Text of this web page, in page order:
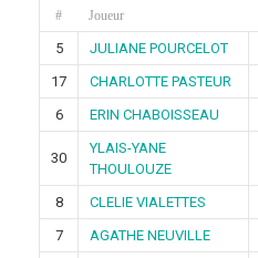
# Joueur
5 JULIANE POURCELOT
17
CHARLOTTE PASTEUR
6
ERIN CHABOISSEAU
30
YLAIS-YANE
THOULOUZE
8 CLELIE VIALETTES
7
AGATHE NEUVILLE